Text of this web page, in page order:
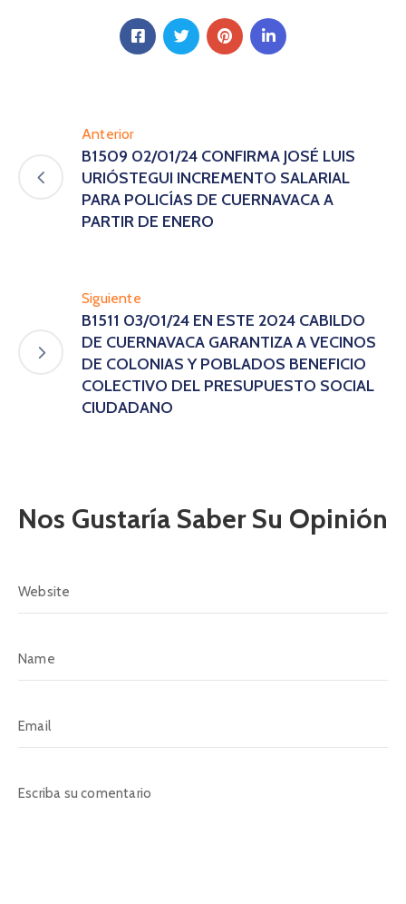
Anterior
B1509 02/01/24 CONFIRMA JOSÉ LUIS
URIÓSTEGUI INCREMENTO SALARIAL
PARA POLICÍAS DE CUERNAVACA A
PARTIR DE ENERO
Siguiente
B1511 03/01/24 EN ESTE 2024 CABILDO
DE CUERNAVACA GARANTIZA A VECINOS
DE COLONIAS Y POBLADOS BENEFICIO
COLECTIVO DEL PRESUPUESTO SOCIAL
CIUDADANO
Nos Gustaría Saber Su Opinión